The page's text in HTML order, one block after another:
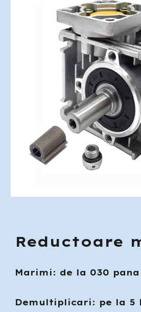
Reductoare
Marimi: de la 030 pana
Demultiplicari: pe la 5